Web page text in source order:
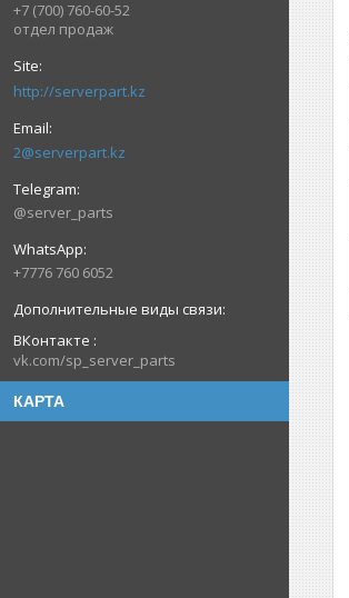
+7 (700) 760-60-52
отдел продаж
http://serverpart.kz
2@serverpart.kz
@server_parts
+7776 760 6052
ВКонтакте
vk.com/sp_server_parts
КАРТА